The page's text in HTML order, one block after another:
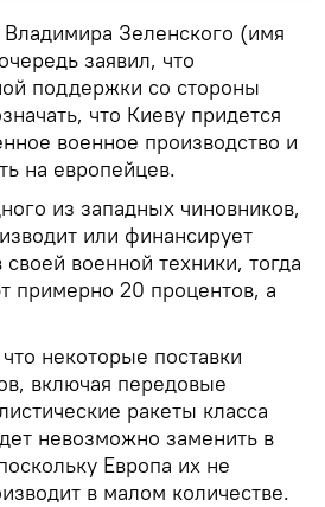
Зеленского (имя
заявил, что
поддержки со стороны
что Киеву придется
военное производство и
на европейцев.
из западных чиновников,
или финансирует
военной техники, тогда
примерно 20 процентов, а
некоторые поставки
включая передовые
ракеты класса
невозможно заменить в
Европа их не
в малом количестве.